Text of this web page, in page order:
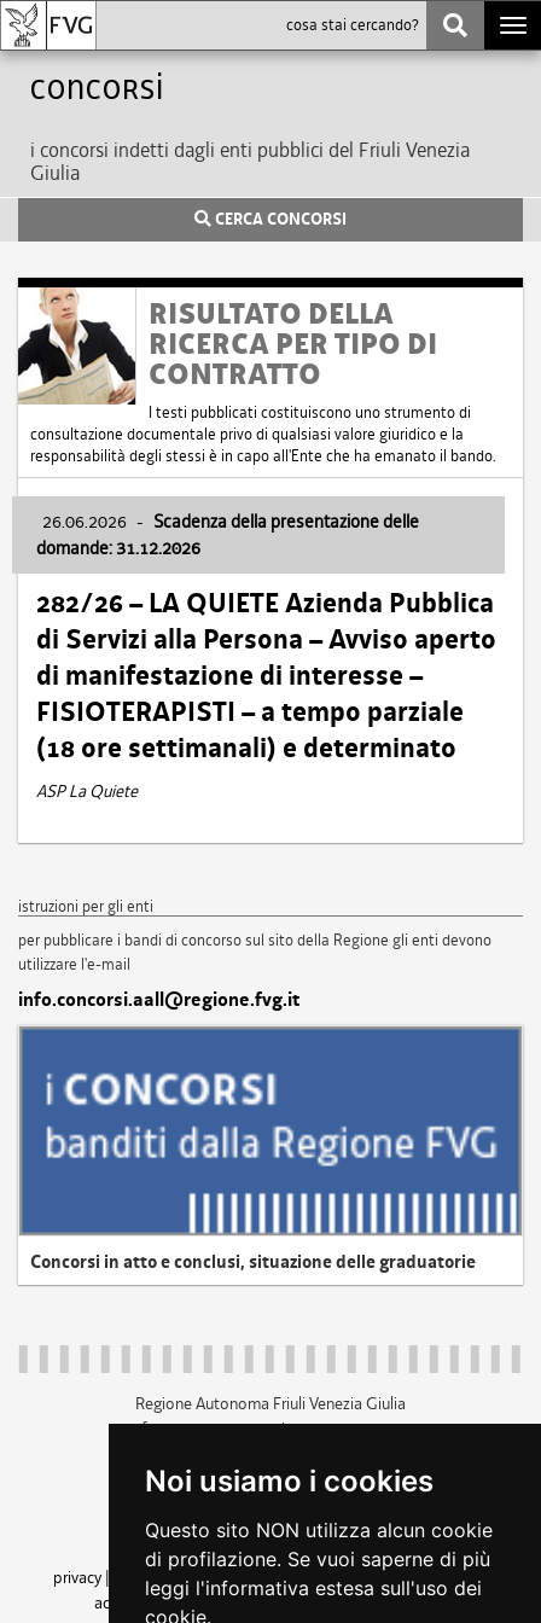
Noi usiamo i cookies
Questo sito NON utilizza alcun cookie
di profilazione. Se vuoi saperne di più
leggi l'informativa estesa sull'uso dei
cookie.
Concorsi
i concorsi indetti dagli enti pubblici del Friuli Venezia
Giulia
CERCA CONCORSI
RISULTATO DELLA
RICERCA PER TIPO DI
CONTRATTO
I testi pubblicati costituiscono uno strumento di
consultazione documentale privo di qualsiasi valore giuridico e la
responsabilità degli stessi è in capo all'Ente che ha emanato il bando.
26.06.2026 - Scadenza della presentazione delle
domande: 31.12.2026
282/26 – LA QUIETE Azienda Pubblica
di Servizi alla Persona – Avviso aperto
di manifestazione di interesse –
FISIOTERAPISTI – a tempo parziale
(18 ore settimanali) e determinato
ASP La Quiete
istruzioni per gli enti
per pubblicare i bandi di concorso sul sito della Regione gli enti devono
utilizzare l'e-mail
info.concorsi.aall@regione.fvg.it
Concorsi in atto e conclusi, situazione delle graduatorie
Regione Autonoma Friuli Venezia Giulia
c.f. 80014930327; p.iva 00526040324
+39 040 3771111
amministrazione trasparente
privacy
cookie |note legali accessibilità
dichiarazione di
accessibilità| feedback cambio preferenze cookie